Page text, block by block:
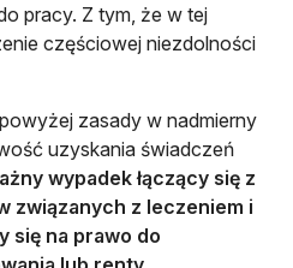
pracy. Z tym, że w tej
częściowej niezdolności
zasady w nadmierny
uzyskania świadczeń
wypadek łączący się z
związanych z leczeniem i
się na prawo do